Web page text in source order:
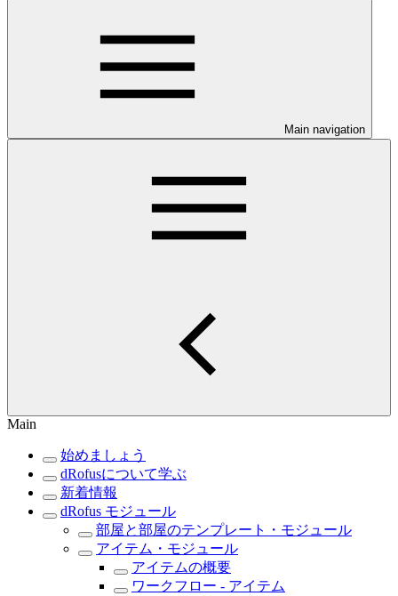
Main navigation
Main
始めましょう
dRofusについて学ぶ
新着情報
dRofus モジュール
部屋と部屋のテンプレート・モジュール
アイテム・モジュール
アイテムの概要
ワークフロー - アイテム